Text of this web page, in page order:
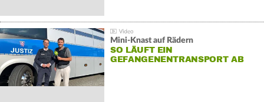
Mini-Knast auf Rädern
SO LÄUFT EIN
GEFANGENENTRANSPORT AB